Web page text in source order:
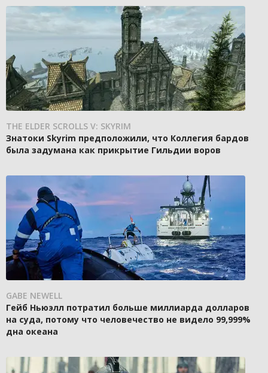
THE ELDER SCROLLS V: SKYRIM
Знатоки Skyrim предположили, что Коллегия бардов
была задумана как прикрытие Гильдии воров
GABE NEWELL
Гейб Ньюэлл потратил больше миллиарда долларов
на суда, потому что человечество не видело 99,999%
дна океана